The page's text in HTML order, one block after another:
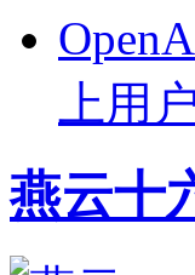
上用
燕云十